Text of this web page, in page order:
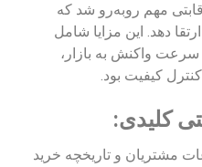
مهم روبه‌رو شد که
دهد. این مزایا شامل
واکنش به بازار،
کیفیت بود.
کلیدی:
مشتریان و تاریخچه خرید